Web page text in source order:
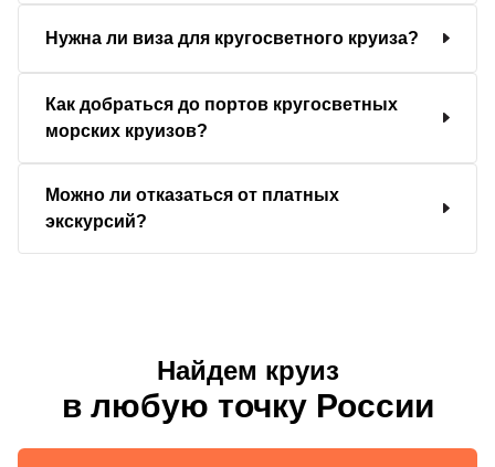
Нужна ли виза для кругосветного круиза?
Как добраться до портов кругосветных
морских круизов?
Можно ли отказаться от платных
экскурсий?
Найдем круиз
в любую точку России